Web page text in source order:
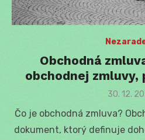
Obchodná
obchodnej zmluvy,
Posted
30. 12.
Čo je obchodná zmluva?
dokument, ktorý definuje